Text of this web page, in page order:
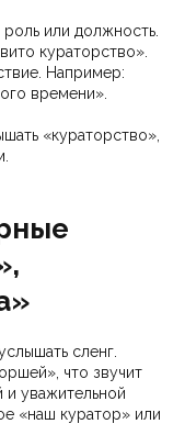
или должность.
кураторство».
Например:
времени».
«кураторство»,
сленг.
что звучит
уважительной
«наш куратор» или